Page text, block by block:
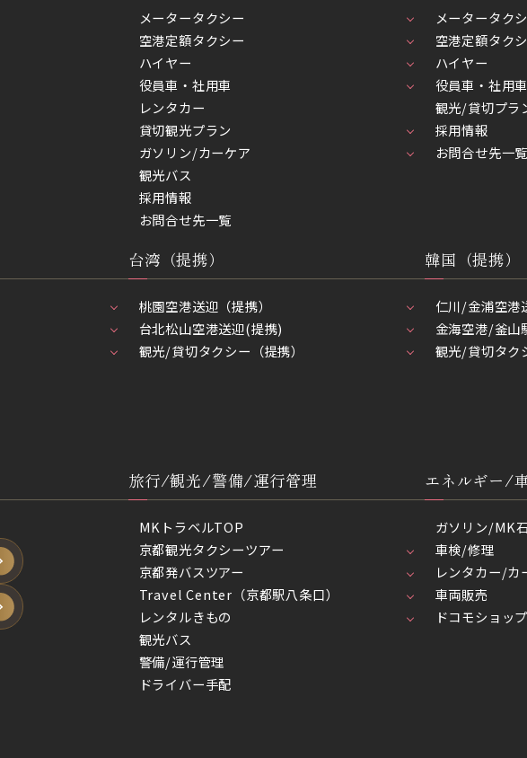
メータータクシー
空港定額タクシー
ハイヤー
役員車・社用車
レンタカー
貸切観光プラン
ガソリン/カーケア
観光バス
採用情報
お問合せ先一覧
メータータク
空港定額タク
ハイヤー
役員車・社用車
観光/貸切プラ
採用情報
お問合せ先一覧
台湾（提携）
桃園空港送迎（提携）
台北松山空港送迎(提携)
観光/貸切タクシー（提携）
韓国（提携）
仁川/金浦空港
金海空港/釜山
観光/貸切タク
旅行/観光/警備/運行管理
MKトラベルTOP
京都観光タクシーツアー
京都発バスツアー
Travel Center（京都駅八条口）
レンタルきもの
観光バス
警備/運行管理
ドライバー手配
エネルギー/
ガソリン/MK
車検/修理
レンタカー/カ
車両販売
ドコモショッ